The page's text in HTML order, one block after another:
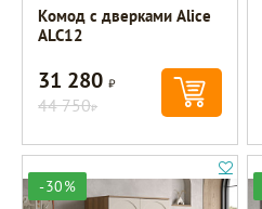
Комод с дверками Alice
ALC12
31 280Р
44 750Р
-30%